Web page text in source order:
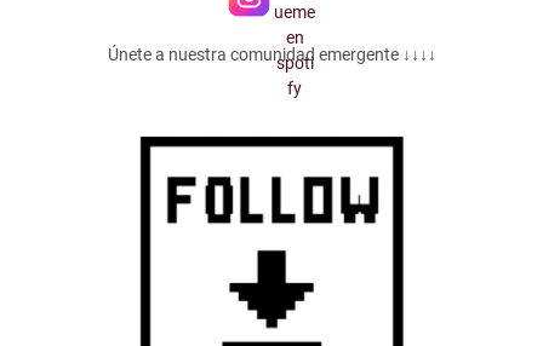
Únete a nuestra comunidad emergente ↓↓↓↓